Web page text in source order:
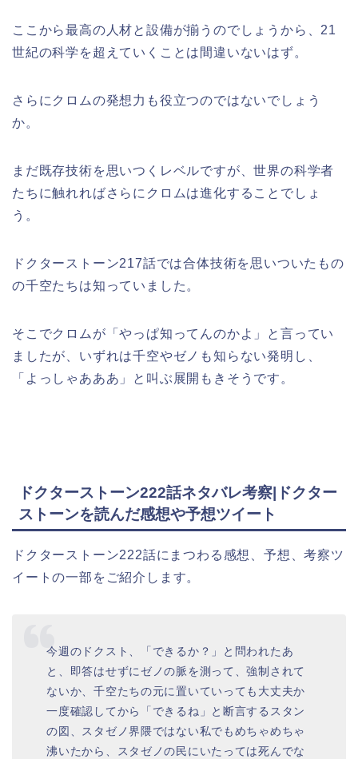
ここから最高の人材と設備が揃うのでしょうから、21
世紀の科学を超えていくことは間違いないはず。
さらにクロムの発想力も役立つのではないでしょう
か。
まだ既存技術を思いつくレベルですが、世界の科学者
たちに触れればさらにクロムは進化することでしょ
う。
ドクターストーン217話では合体技術を思いついたもの
の千空たちは知っていました。
そこでクロムが「やっぱ知ってんのかよ」と言ってい
ましたが、いずれは千空やゼノも知らない発明し、
「よっしゃあああ」と叫ぶ展開もきそうです。
ドクターストーン222話ネタバレ考察|ドクター
ストーンを読んだ感想や予想ツイート
ドクターストーン222話にまつわる感想、予想、考察ツ
イートの一部をご紹介します。
今週のドクスト、「できるか？」と問われたあ
と、即答はせずにゼノの脈を測って、強制されて
ないか、千空たちの元に置いていっても大丈夫か
一度確認してから「できるね」と断言するスタン
の図、スタゼノ界隈ではない私でもめちゃめちゃ
沸いたから、スタゼノの民にいたっては死んでな